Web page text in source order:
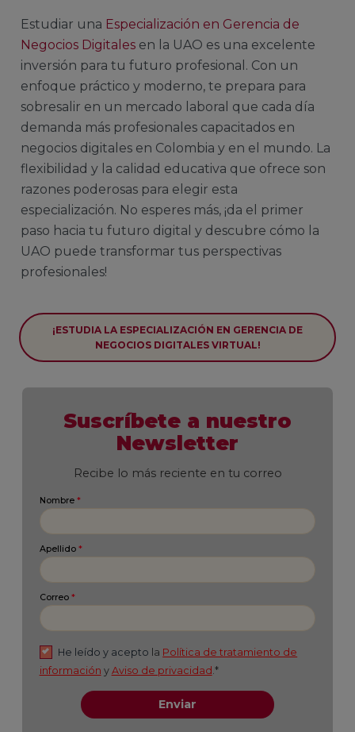
Estudiar una Especialización en Gerencia de
Negocios Digitales en la UAO es una excelente
inversión para tu futuro profesional. Con un
enfoque práctico y moderno, te prepara para
sobresalir en un mercado laboral que cada día
demanda más profesionales capacitados en
negocios digitales en Colombia y en el mundo. La
flexibilidad y la calidad educativa que ofrece son
razones poderosas para elegir esta
especialización. No esperes más, ¡da el primer
paso hacia tu futuro digital y descubre cómo la
UAO puede transformar tus perspectivas
profesionales!
¡ESTUDIA LA ESPECIALIZACIÓN EN GERENCIA DE
NEGOCIOS DIGITALES VIRTUAL!